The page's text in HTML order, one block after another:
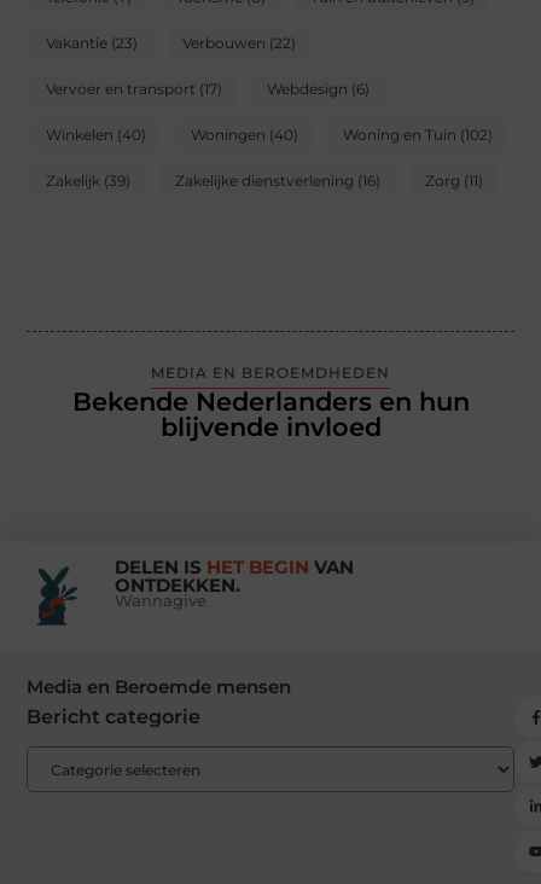
Vakantie (23) Verbouwen (22)
Vervoer en transport (17) Webdesign (6)
Winkelen (40) Woningen (40) Woning en Tuin (102)
Zakelijk (39) Zakelijke dienstverlening (16) Zorg (11)
MEDIA EN BEROEMDHEDEN
Bekende Nederlanders en hun
blijvende invloed
DELEN IS HET BEGIN VAN
ONTDEKKEN.
Wannagive
Media en Beroemde mensen
Bericht categorie